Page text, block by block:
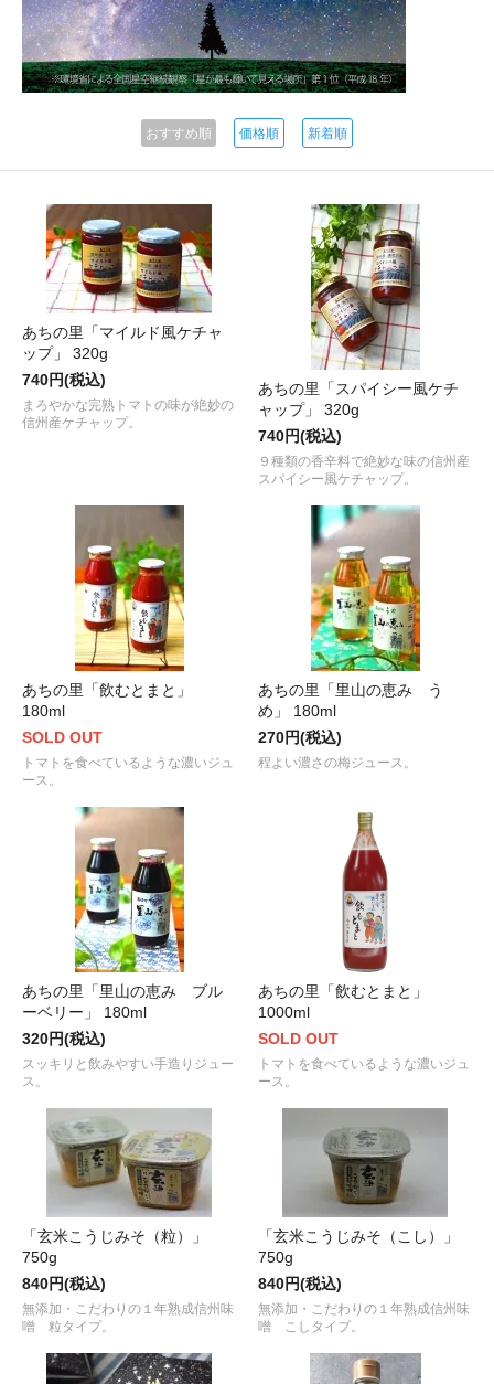
おすすめ順 価格順 新着順
あちの里「マイルド風ケチャ
ップ」 320g
740円(税込)
まろやかな完熟トマトの味が絶妙の
信州産ケチャップ。
あちの里「スパイシー風ケチ
ャップ」 320g
740円(税込)
９種類の香辛料で絶妙な味の信州産
スパイシー風ケチャップ。
あちの里「飲むとまと」
180ml
SOLD OUT
トマトを食べているような濃いジュ
ース。
あちの里「里山の恵み う
め」 180ml
270円(税込)
程よい濃さの梅ジュース。
あちの里「里山の恵み ブル
ーベリー」 180ml
320円(税込)
スッキリと飲みやすい手造りジュー
ス。
あちの里「飲むとまと」
1000ml
SOLD OUT
トマトを食べているような濃いジュ
ース。
「玄米こうじみそ（粒）」
750g
840円(税込)
無添加・こだわりの１年熟成信州味
噌 粒タイプ。
「玄米こうじみそ（こし）」
750g
840円(税込)
無添加・こだわりの１年熟成信州味
噌 こしタイプ。